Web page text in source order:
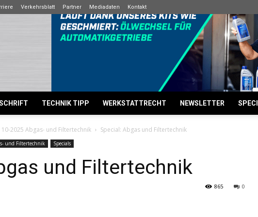
Verkehrsblatt Partner Mediadaten Kontakt
TECHNIK TIPP WERKSTATTRECHT NEWSLETTER
2025 Abgas- und Filtertechnik Special: Abgas und Filtertechnik
und Filtertechnik Specials
und Filtertechnik
0
865